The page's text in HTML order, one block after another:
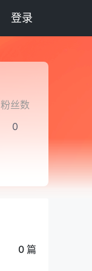
登录
粉丝数
0
0 篇